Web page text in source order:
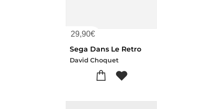
29,90€
Sega Dans Le Retro
David Choquet